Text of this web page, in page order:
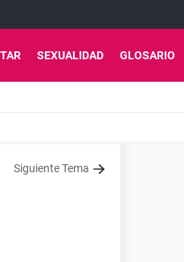
SEXUALIDAD GLOSARIO
Siguiente Tema